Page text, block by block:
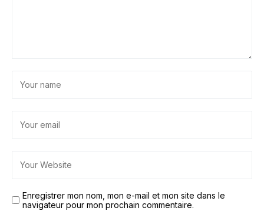
Enregistrer mon nom, mon e-mail et mon site dans le
navigateur pour mon prochain commentaire.